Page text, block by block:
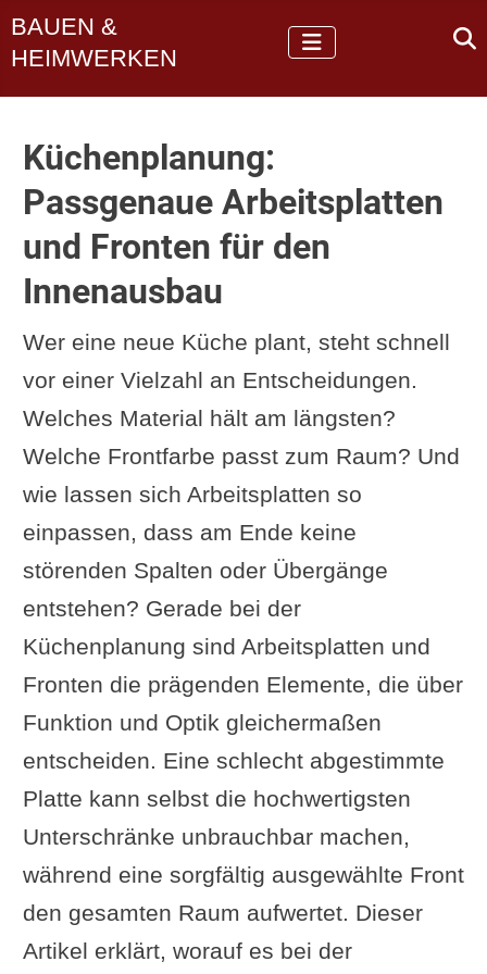
BAUEN &
HEIMWERKEN
Küchenplanung:
Passgenaue Arbeitsplatten
und Fronten für den
Innenausbau
Wer eine neue Küche plant, steht schnell
vor einer Vielzahl an Entscheidungen.
Welches Material hält am längsten?
Welche Frontfarbe passt zum Raum? Und
wie lassen sich Arbeitsplatten so
einpassen, dass am Ende keine
störenden Spalten oder Übergänge
entstehen? Gerade bei der
Küchenplanung sind Arbeitsplatten und
Fronten die prägenden Elemente, die über
Funktion und Optik gleichermaßen
entscheiden. Eine schlecht abgestimmte
Platte kann selbst die hochwertigsten
Unterschränke unbrauchbar machen,
während eine sorgfältig ausgewählte Front
den gesamten Raum aufwertet. Dieser
Artikel erklärt, worauf es bei der